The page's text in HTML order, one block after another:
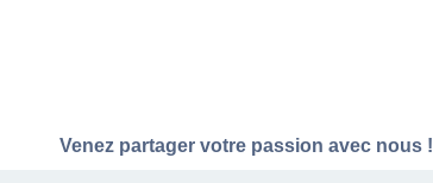
Venez partager votre passion avec nous !